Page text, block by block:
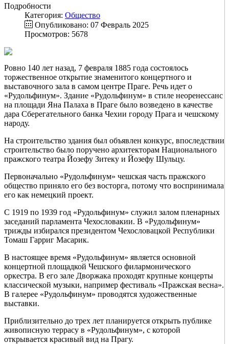
Подробности
Категория: Общество
Опубликовано: 07 Февраль 2025
Просмотров: 5678
Ровно 140 лет назад, 7 февраля 1885 года состоялось
торжественное открытие знаменитого концертного и
выставочного зала в самом центре Праге. Речь идет о
«Рудольфинум». Здание «Рудольфинум» в стиле неоренессанс
на площади Яна Палаха в Праге было возведено в качестве
дара Сберегательного банка Чехии городу Прага и чешскому
народу.
На строительство здания был объявлен конкурс, впоследствии
строительство было поручено архитекторам Национального
пражского театра Йозефу Зитеку и Йозефу Шульцу.
Первоначально «Рудольфинум» чешская часть пражского
общество приняло его без восторга, потому что воспринимала
его как немецкий проект.
С 1919 по 1939 год «Рудольфинум» служил залом пленарных
заседаний парламента Чехословакии. В «Рудольфинум»
трижды избирался президентом Чехословацкой Республики
Томаш Гарриг Масарик.
В настоящее время «Рудольфинум» является основной
концертной площадкой Чешского филармонического
оркестра. В его зале Дворжака проходят крупные концерты
классической музыки, например фестиваль «Пражская весна».
В галерее «Рудольфинум» проводятся художественные
выставки.
Приблизительно до трех лет планируется открыть публике
живописную террасу в «Рудольфинум», с которой
открывается красивый вид на Прагу.